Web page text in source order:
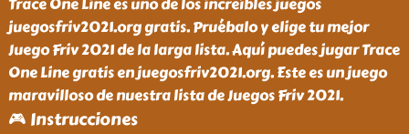
juegosfriv2021.org gratis. Pruébalo y elige tu mejor
Juego Friv 2021 de la larga lista. Aquí puedes jugar Trace
One Line gratis en juegosfriv2021.org. Este es un juego
maravilloso de nuestra lista de Juegos Friv 2021.
🎮 Instrucciones